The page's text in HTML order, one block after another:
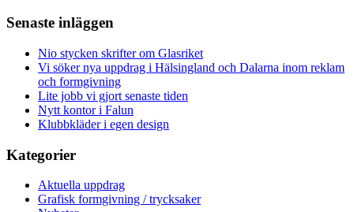
Senaste inläggen
Nio stycken skrifter om Glasriket
Vi söker nya uppdrag i Hälsingland och Dalarna inom reklam
och formgivning
Lite jobb vi gjort senaste tiden
Nytt kontor i Falun
Klubbkläder i egen design
Kategorier
Aktuella uppdrag
Grafisk formgivning / trycksaker